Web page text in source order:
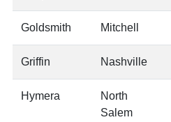
Goldsmith Mitchell
Griffin Nashville
Hymera
North
Salem